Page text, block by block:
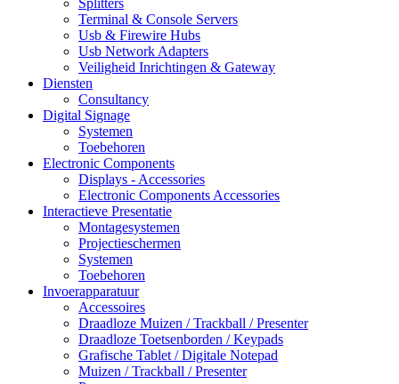
Splitters
Terminal & Console Servers
Usb & Firewire Hubs
Usb Network Adapters
Veiligheid Inrichtingen & Gateway
Diensten
Consultancy
Digital Signage
Systemen
Toebehoren
Electronic Components
Displays - Accessories
Electronic Components Accessories
Interactieve Presentatie
Montagesystemen
Projectieschermen
Systemen
Toebehoren
Invoerapparatuur
Accessoires
Draadloze Muizen / Trackball / Presenter
Draadloze Toetsenborden / Keypads
Grafische Tablet / Digitale Notepad
Muizen / Trackball / Presenter